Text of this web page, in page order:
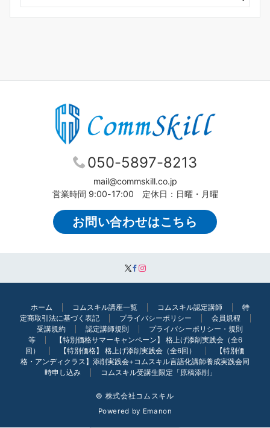
050-5897-8213
mail@commskill.co.jp
営業時間 9:00-17:00 定休日：日曜・月曜
お問い合わせはこちら
ホーム コムスキル講座一覧 コムスキル認定講師
特
定商取引法に基づく表記
プライバシーポリシー
会員規程
受講規約
認定講師規則
プライバシーポリシー・規則
等
【特別価格サマーキャンペーン】 格上げ添削実践会（全6
回）
【特別価格】 格上げ添削実践会（全6回）
【特別価
格・アンディクラス】添削実践会+コムスキル言語化講師養成実践会同
時申し込み
コムスキル受講生限定「原稿添削」
© 株式会社コムスキル
Powered by Emanon